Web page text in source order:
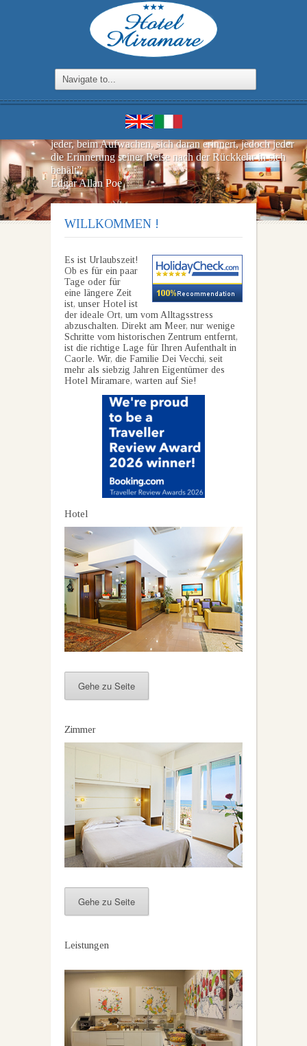
“Reisen ist wie träumen: Der Unterschied ist, dass nicht
jeder, beim Aufwachen, sich daran erinnert, jedoch jeder
die Erinnerung seiner Reise nach der Rückkehr in sich
behält”
Edgar Allan Poe
WILLKOMMEN !
Es ist Urlaubszeit!
Ob es für ein paar
Tage oder für
eine längere Zeit
ist, unser Hotel ist
der ideale Ort, um vom Alltagsstress
abzuschalten. Direkt am Meer, nur wenige
Schritte vom historischen Zentrum entfernt,
ist die richtige Lage für Ihren Aufenthalt in
Caorle. Wir, die Familie Dei Vecchi, seit
mehr als siebzig Jahren Eigentümer des
Hotel Miramare, warten auf Sie!
Hotel
Gehe zu Seite
Zimmer
Gehe zu Seite
Leistungen